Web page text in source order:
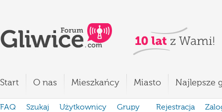
Start O nas Mieszkańcy Miasto Najlepsze
FAQ Szukaj Użytkownicy Grupy Rejestracja